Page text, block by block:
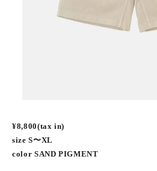
¥8,800(tax in)
size S〜XL
color SAND PIGMENT